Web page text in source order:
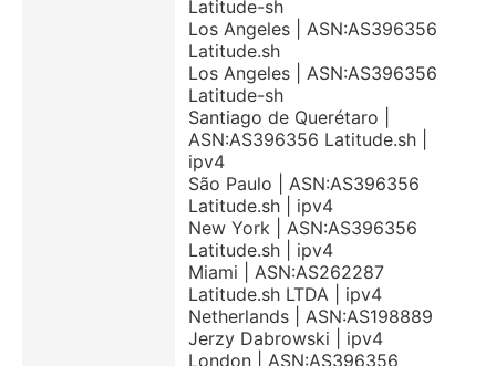
Latitude-sh
Los Angeles | ASN:AS396356
Latitude.sh
Los Angeles | ASN:AS396356
Latitude-sh
Santiago de Querétaro |
ASN:AS396356 Latitude.sh |
ipv4
São Paulo | ASN:AS396356
Latitude.sh | ipv4
New York | ASN:AS396356
Latitude.sh | ipv4
Miami | ASN:AS262287
Latitude.sh LTDA | ipv4
Netherlands | ASN:AS198889
Jerzy Dabrowski | ipv4
London | ASN:AS396356